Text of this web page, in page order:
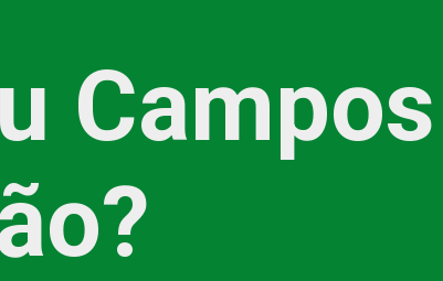
Campos